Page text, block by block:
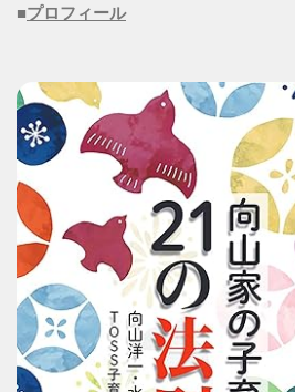
■プロフィール